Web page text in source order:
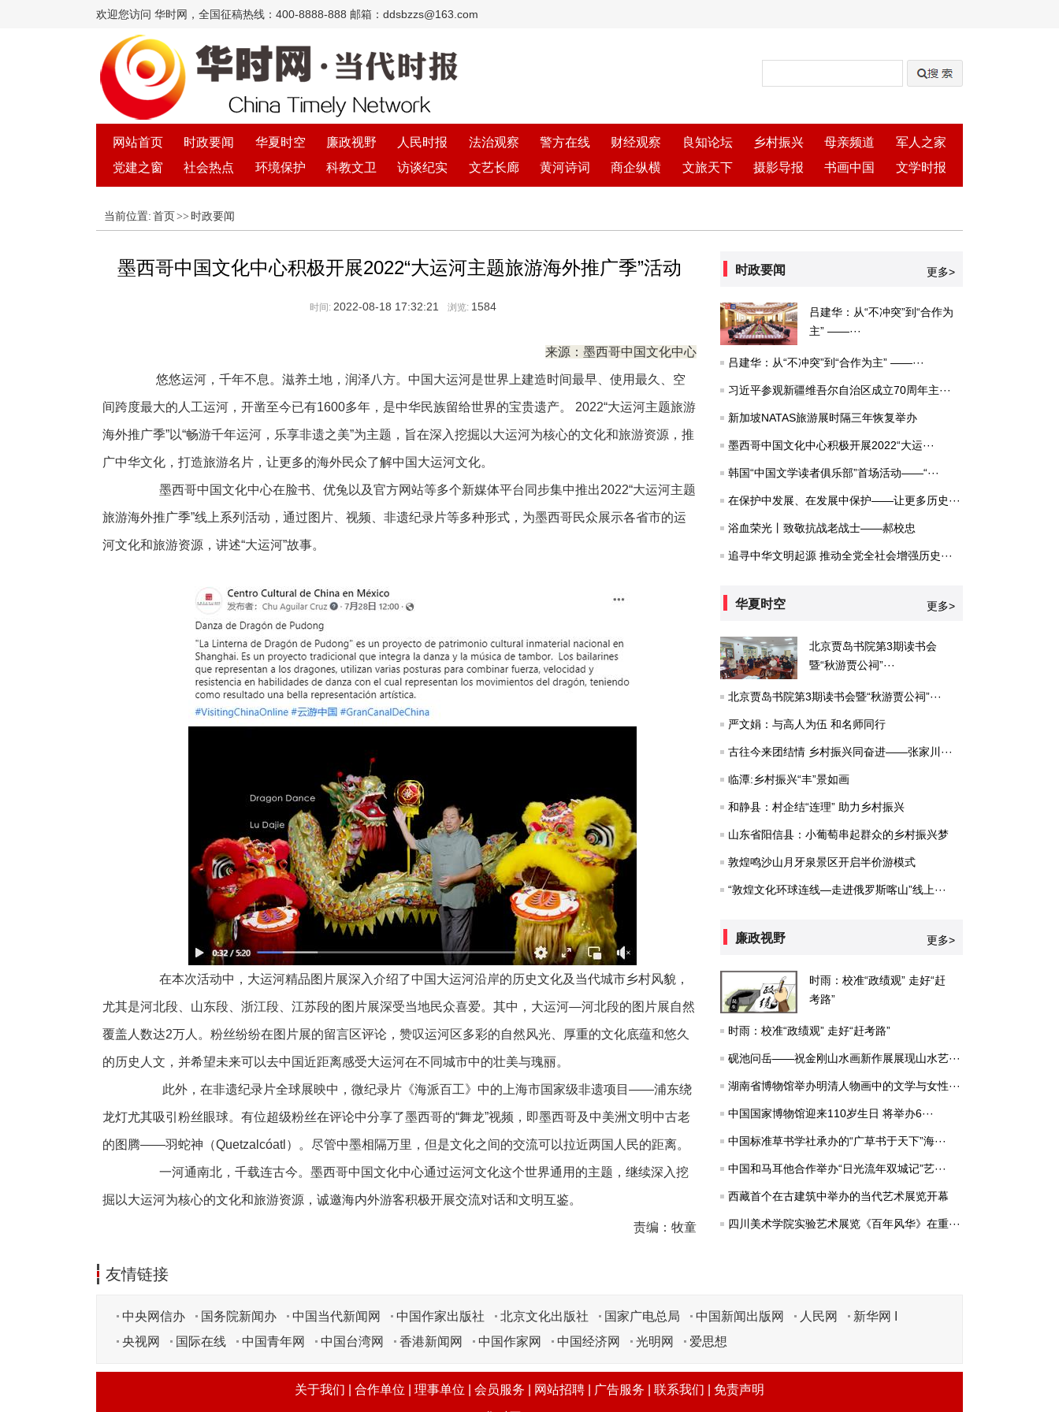
欢迎您访问 华时网，全国征稿热线：400-8888-888 邮箱：ddsbzzs@163.com
网站首页 时政要闻 华夏时空 廉政视野 人民时报 法治观察 警方在线 财经观察 良知论坛 乡村振兴 母亲频道
军人之家
党建之窗
社会热点 环境保护 科教文卫 访谈纪实 文艺长廊 黄河诗词 商企纵横 文旅天下 摄影导报 书画中国 文学时报
当前位置: 首页 >> 时政要闻
墨西哥中国文化中心积极开展2022“大运河主题旅游海外推广季”活动
时间: 2022-08-18 17:32:21 浏览: 1584
来源：墨西哥中国文化中心
悠悠运河，千年不息。滋养土地，润泽八方。中国大运河是世界上建造时间最早、使用最久、空
间跨度最大的人工运河，开凿至今已有1600多年，是中华民族留给世界的宝贵遗产。 2022“大运河主题旅游
海外推广季”以“畅游千年运河，乐享非遗之美”为主题，旨在深入挖掘以大运河为核心的文化和旅游资源，推
广中华文化，打造旅游名片，让更多的海外民众了解中国大运河文化。
墨西哥中国文化中心在脸书、优兔以及官方网站等多个新媒体平台同步集中推出2022“大运河主题
旅游海外推广季”线上系列活动，通过图片、视频、非遗纪录片等多种形式，为墨西哥民众展示各省市的运
河文化和旅游资源，讲述“大运河”故事。
在本次活动中，大运河精品图片展深入介绍了中国大运河沿岸的历史文化及当代城市乡村风貌，
尤其是河北段、山东段、浙江段、江苏段的图片展深受当地民众喜爱。其中，大运河—河北段的图片展自然
覆盖人数达2万人。粉丝纷纷在图片展的留言区评论，赞叹运河区多彩的自然风光、厚重的文化底蕴和悠久
的历史人文，并希望未来可以去中国近距离感受大运河在不同城市中的壮美与瑰丽。
此外，在非遗纪录片全球展映中，微纪录片《海派百工》中的上海市国家级非遗项目——浦东绕
龙灯尤其吸引粉丝眼球。有位超级粉丝在评论中分享了墨西哥的“舞龙”视频，即墨西哥及中美洲文明中古老
的图腾——羽蛇神（Quetzalcóatl）。尽管中墨相隔万里，但是文化之间的交流可以拉近两国人民的距离。
一河通南北，千载连古今。墨西哥中国文化中心通过运河文化这个世界通用的主题，继续深入挖
掘以大运河为核心的文化和旅游资源，诚邀海内外游客积极开展交流对话和文明互鉴。
责编：牧童
时政要闻 更多>
吕建华：从“不冲突”到“合作为
主” ——···
吕建华：从“不冲突”到“合作为主” ——···
习近平参观新疆维吾尔自治区成立70周年主···
新加坡NATAS旅游展时隔三年恢复举办
墨西哥中国文化中心积极开展2022“大运···
韩国“中国文学读者俱乐部”首场活动——“···
在保护中发展、在发展中保护——让更多历史···
浴血荣光丨致敬抗战老战士——郝校忠
追寻中华文明起源 推动全党全社会增强历史···
华夏时空 更多>
北京贾岛书院第3期读书会
暨“秋游贾公祠”···
北京贾岛书院第3期读书会暨“秋游贾公祠”···
严文娟：与高人为伍 和名师同行
古往今来团结情 乡村振兴同奋进——张家川···
临潭:乡村振兴“丰”景如画
和静县：村企结“连理” 助力乡村振兴
山东省阳信县：小葡萄串起群众的乡村振兴梦
敦煌鸣沙山月牙泉景区开启半价游模式
“敦煌文化环球连线—走进俄罗斯喀山”线上···
廉政视野 更多>
时雨：校准“政绩观” 走好“赶
考路”
时雨：校准“政绩观” 走好“赶考路”
砚池问岳——祝金刚山水画新作展展现山水艺···
湖南省博物馆举办明清人物画中的文学与女性···
中国国家博物馆迎来110岁生日 将举办6···
中国标准草书学社承办的“广草书于天下”海···
中国和马耳他合作举办“日光流年双城记”艺···
西藏首个在古建筑中举办的当代艺术展览开幕
四川美术学院实验艺术展览《百年风华》在重···
友情链接
中央网信办 国务院新闻办 中国当代新闻网 中国作家出版社 北京文化出版社 国家广电总局 中国新闻出版网 人民网
新华网 I
央视网
国际在线 中国青年网 中国台湾网 香港新闻网 中国作家网 中国经济网 光明网 爱思想
关于我们 合作单位 理事单位 会员服务 网站招聘 广告服务 联系我们 免责声明